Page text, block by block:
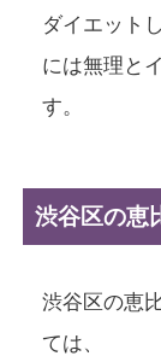
ダイエット
には無理と
す。
渋谷区の恵
渋谷区の恵
ては、